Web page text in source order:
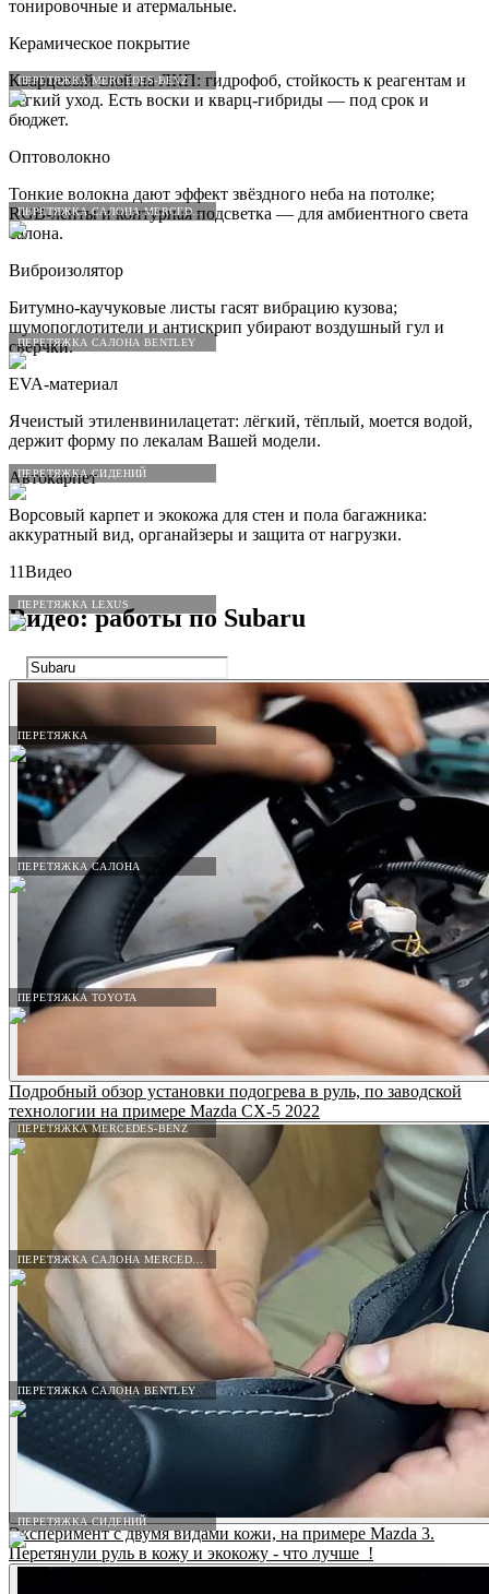
ПЕРЕТЯЖКА MERCEDES-BENZ
ПЕРЕТЯЖКА САЛОНА MERCEDES-BENZ
ПЕРЕТЯЖКА САЛОНА BENTLEY
ПЕРЕТЯЖКА СИДЕНИЙ
ПЕРЕТЯЖКА LEXUS
ПЕРЕТЯЖКА
ПЕРЕТЯЖКА САЛОНА
ПЕРЕТЯЖКА TOYOTA
ПЕРЕТЯЖКА MERCEDES-BENZ
ПЕРЕТЯЖКА САЛОНА BENTLEY
ПЕРЕТЯЖКА СИДЕНИЙ
тонировочные и атермальные.
Керамическое покрытие
Кварцевый слой на ЛКП: гидрофоб, стойкость к реагентам и
лёгкий уход. Есть воски и кварц-гибриды — под срок и
бюджет.
Оптоволокно
Тонкие волокна дают эффект звёздного неба на потолке;
RGB-ленты и контурная подсветка — для амбиентного света
салона.
Виброизолятор
Битумно-каучуковые листы гасят вибрацию кузова;
шумопоглотители и антискрип убирают воздушный гул и
сверчки.
EVA-материал
Ячеистый этиленвинилацетат: лёгкий, тёплый, моется водой,
держит форму по лекалам Вашей модели.
Автокарпет
Ворсовый карпет и экокожа для стен и пола багажника:
аккуратный вид, органайзеры и защита от нагрузки.
11Видео
Видео: работы по Subaru
Подробный обзор установки подогрева в руль, по заводской
технологии на примере Mazda CX-5 2022
Эксперимент с двумя видами кожи, на примере Mazda 3.
Перетянули руль в кожу и экокожу - что лучше_!